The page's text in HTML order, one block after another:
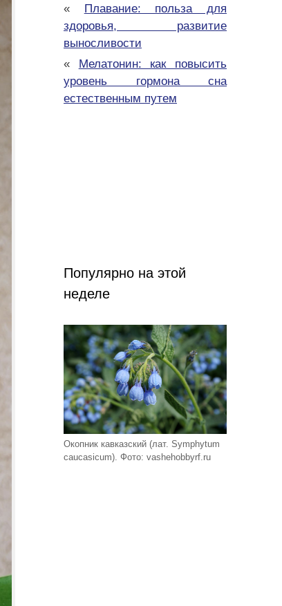
«
Плавание: польза для
здоровья, развитие
выносливости
«
Мелатонин: как повысить
уровень гормона сна
естественным путем
Популярно на этой
неделе
Окопник кавказский (лат. Symphytum
caucasicum). Фото: vashehobbyrf.ru